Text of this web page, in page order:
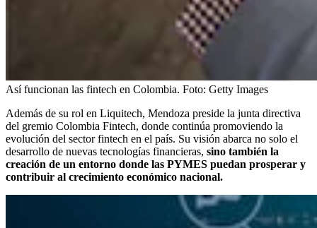
Así funcionan las fintech en Colombia. Foto: Getty Images
Además de su rol en Liquitech, Mendoza preside la junta directiva
del gremio Colombia Fintech, donde continúa promoviendo la
evolución del sector fintech en el país. Su visión abarca no solo el
desarrollo de nuevas tecnologías financieras, sino también la
creación de un entorno donde las PYMES puedan prosperar y
contribuir al crecimiento económico nacional.